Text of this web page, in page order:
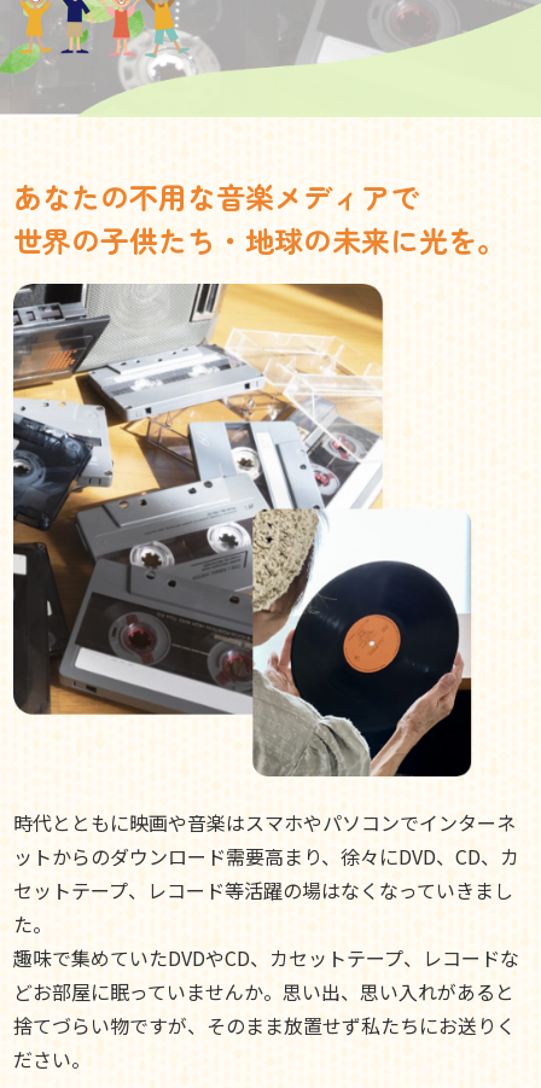
あなたの不用な音楽メディアで
世界の子供たち・地球の未来に光を。
時代とともに映画や音楽はスマホやパソコンでインターネ
ットからのダウンロード需要高まり、徐々にDVD、CD、カ
セットテープ、レコード等活躍の場はなくなっていきまし
た。
趣味で集めていたDVDやCD、カセットテープ、レコードな
どお部屋に眠っていませんか。思い出、思い入れがあると
捨てづらい物ですが、そのまま放置せず私たちにお送りく
ださい。